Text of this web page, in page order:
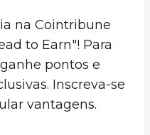
na Cointribune
to Earn"! Para
pontos e
Inscreva-se
vantagens.